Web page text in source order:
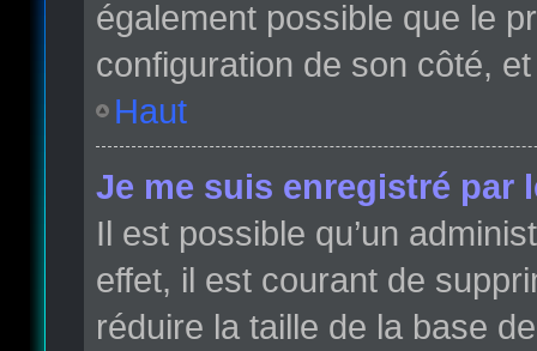
également possible que le
configuration de son côté,
Haut
Je me suis enregistré par
Il est possible qu’un
effet, il est courant de
réduire la taille de la base